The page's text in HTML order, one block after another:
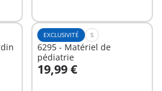
EXCLUSIVITÉ S
6295 - Matériel de
pédiatrie
19,99 €
Au panier